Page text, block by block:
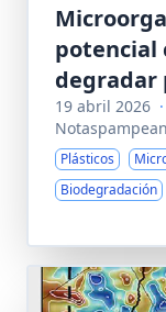
potencial
degradar
19 abril 2026 ·
Plásticos
Biodegradación